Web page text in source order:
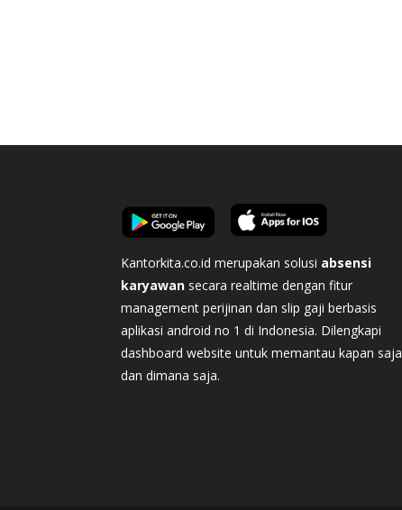
Kantorkita.co.id merupakan solusi absensi
karyawan secara realtime dengan fitur
management perijinan dan slip gaji berbasis
aplikasi android no 1 di Indonesia. Dilengkapi
dashboard website untuk memantau kapan saja
dan dimana saja.